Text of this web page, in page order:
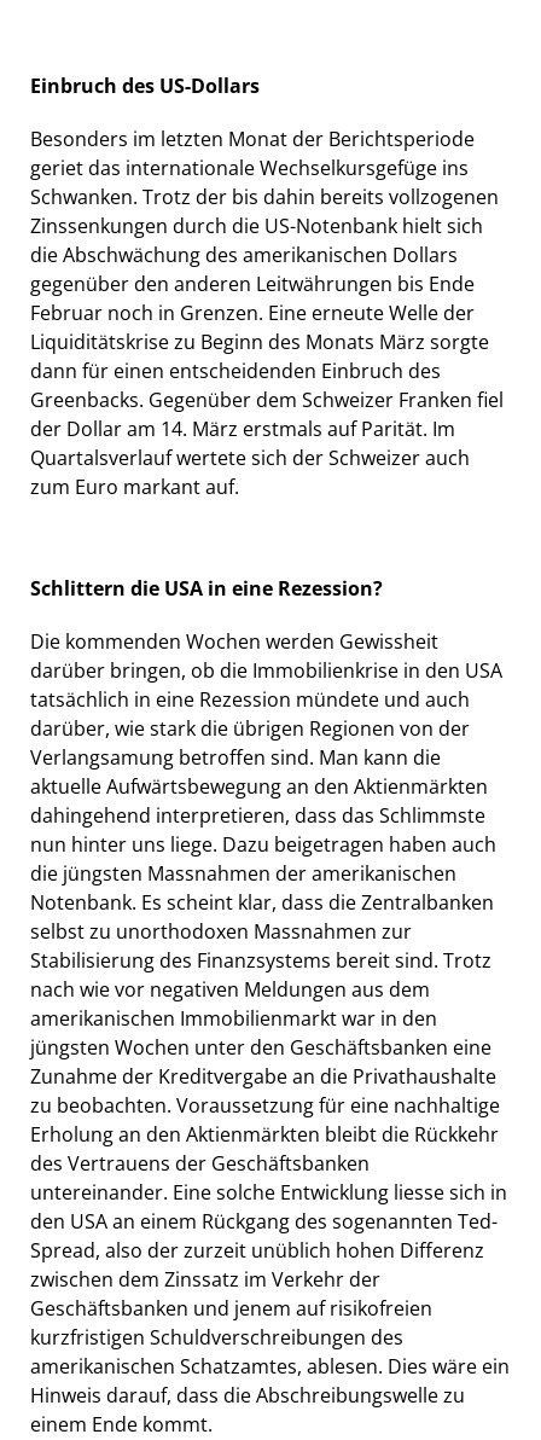
Einbruch des US-Dollars
Besonders im letzten Monat der Berichtsperiode
geriet das internationale Wechselkursgefüge ins
Schwanken. Trotz der bis dahin bereits vollzogenen
Zinssenkungen durch die US-Notenbank hielt sich
die Abschwächung des amerikanischen Dollars
gegenüber den anderen Leitwährungen bis Ende
Februar noch in Grenzen. Eine erneute Welle der
Liquiditätskrise zu Beginn des Monats März sorgte
dann für einen entscheidenden Einbruch des
Greenbacks. Gegenüber dem Schweizer Franken fiel
der Dollar am 14. März erstmals auf Parität. Im
Quartalsverlauf wertete sich der Schweizer auch
zum Euro markant auf.
Schlittern die USA in eine Rezession?
Die kommenden Wochen werden Gewissheit
darüber bringen, ob die Immobilienkrise in den USA
tatsächlich in eine Rezession mündete und auch
darüber, wie stark die übrigen Regionen von der
Verlangsamung betroffen sind. Man kann die
aktuelle Aufwärtsbewegung an den Aktienmärkten
dahingehend interpretieren, dass das Schlimmste
nun hinter uns liege. Dazu beigetragen haben auch
die jüngsten Massnahmen der amerikanischen
Notenbank. Es scheint klar, dass die Zentralbanken
selbst zu unorthodoxen Massnahmen zur
Stabilisierung des Finanzsystems bereit sind. Trotz
nach wie vor negativen Meldungen aus dem
amerikanischen Immobilienmarkt war in den
jüngsten Wochen unter den Geschäftsbanken eine
Zunahme der Kreditvergabe an die Privathaushalte
zu beobachten. Voraussetzung für eine nachhaltige
Erholung an den Aktienmärkten bleibt die Rückkehr
des Vertrauens der Geschäftsbanken
untereinander. Eine solche Entwicklung liesse sich in
den USA an einem Rückgang des sogenannten Ted-
Spread, also der zurzeit unüblich hohen Differenz
zwischen dem Zinssatz im Verkehr der
Geschäftsbanken und jenem auf risikofreien
kurzfristigen Schuldverschreibungen des
amerikanischen Schatzamtes, ablesen. Dies wäre ein
Hinweis darauf, dass die Abschreibungswelle zu
einem Ende kommt.